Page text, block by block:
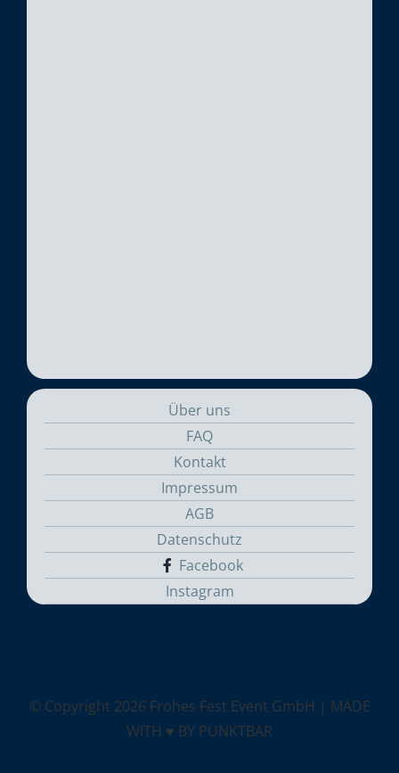
Über uns
FAQ
Kontakt
Impressum
AGB
Datenschutz
Facebook
Instagram
© Copyright 2026 Frohes Fest Event GmbH | MADE
WITH ♥ BY PUNKTBAR